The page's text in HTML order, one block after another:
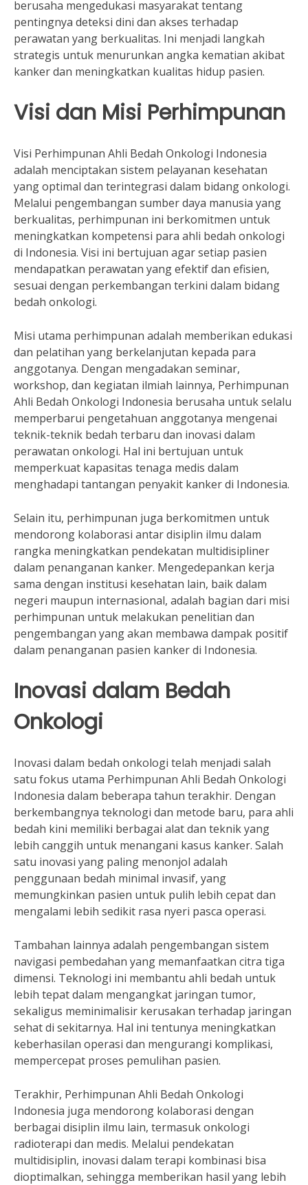
berusaha mengedukasi masyarakat tentang
pentingnya deteksi dini dan akses terhadap
perawatan yang berkualitas. Ini menjadi langkah
strategis untuk menurunkan angka kematian akibat
kanker dan meningkatkan kualitas hidup pasien.
Visi dan Misi Perhimpunan
Visi Perhimpunan Ahli Bedah Onkologi Indonesia
adalah menciptakan sistem pelayanan kesehatan
yang optimal dan terintegrasi dalam bidang onkologi.
Melalui pengembangan sumber daya manusia yang
berkualitas, perhimpunan ini berkomitmen untuk
meningkatkan kompetensi para ahli bedah onkologi
di Indonesia. Visi ini bertujuan agar setiap pasien
mendapatkan perawatan yang efektif dan efisien,
sesuai dengan perkembangan terkini dalam bidang
bedah onkologi.
Misi utama perhimpunan adalah memberikan edukasi
dan pelatihan yang berkelanjutan kepada para
anggotanya. Dengan mengadakan seminar,
workshop, dan kegiatan ilmiah lainnya, Perhimpunan
Ahli Bedah Onkologi Indonesia berusaha untuk selalu
memperbarui pengetahuan anggotanya mengenai
teknik-teknik bedah terbaru dan inovasi dalam
perawatan onkologi. Hal ini bertujuan untuk
memperkuat kapasitas tenaga medis dalam
menghadapi tantangan penyakit kanker di Indonesia.
Selain itu, perhimpunan juga berkomitmen untuk
mendorong kolaborasi antar disiplin ilmu dalam
rangka meningkatkan pendekatan multidisipliner
dalam penanganan kanker. Mengedepankan kerja
sama dengan institusi kesehatan lain, baik dalam
negeri maupun internasional, adalah bagian dari misi
perhimpunan untuk melakukan penelitian dan
pengembangan yang akan membawa dampak positif
dalam penanganan pasien kanker di Indonesia.
Inovasi dalam Bedah
Onkologi
Inovasi dalam bedah onkologi telah menjadi salah
satu fokus utama Perhimpunan Ahli Bedah Onkologi
Indonesia dalam beberapa tahun terakhir. Dengan
berkembangnya teknologi dan metode baru, para ahli
bedah kini memiliki berbagai alat dan teknik yang
lebih canggih untuk menangani kasus kanker. Salah
satu inovasi yang paling menonjol adalah
penggunaan bedah minimal invasif, yang
memungkinkan pasien untuk pulih lebih cepat dan
mengalami lebih sedikit rasa nyeri pasca operasi.
Tambahan lainnya adalah pengembangan sistem
navigasi pembedahan yang memanfaatkan citra tiga
dimensi. Teknologi ini membantu ahli bedah untuk
lebih tepat dalam mengangkat jaringan tumor,
sekaligus meminimalisir kerusakan terhadap jaringan
sehat di sekitarnya. Hal ini tentunya meningkatkan
keberhasilan operasi dan mengurangi komplikasi,
mempercepat proses pemulihan pasien.
Terakhir, Perhimpunan Ahli Bedah Onkologi
Indonesia juga mendorong kolaborasi dengan
berbagai disiplin ilmu lain, termasuk onkologi
radioterapi dan medis. Melalui pendekatan
multidisiplin, inovasi dalam terapi kombinasi bisa
dioptimalkan, sehingga memberikan hasil yang lebih